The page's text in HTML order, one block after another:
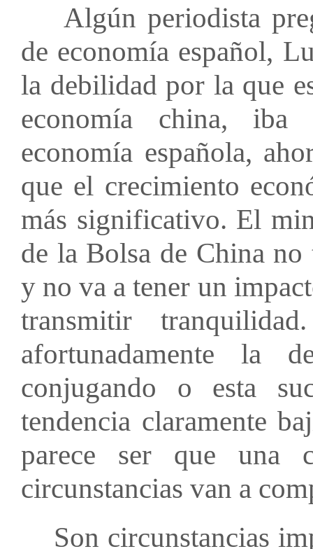
Algún periodista
de economía español,
la debilidad por la que
economía china,
economía española,
que el crecimiento
más significativo. El
de la Bolsa de China
y no va a tener un
transmitir
afortunadamente la
conjugando o esta
tendencia claramente
parece ser que una
circunstancias van a
Son circunstancias